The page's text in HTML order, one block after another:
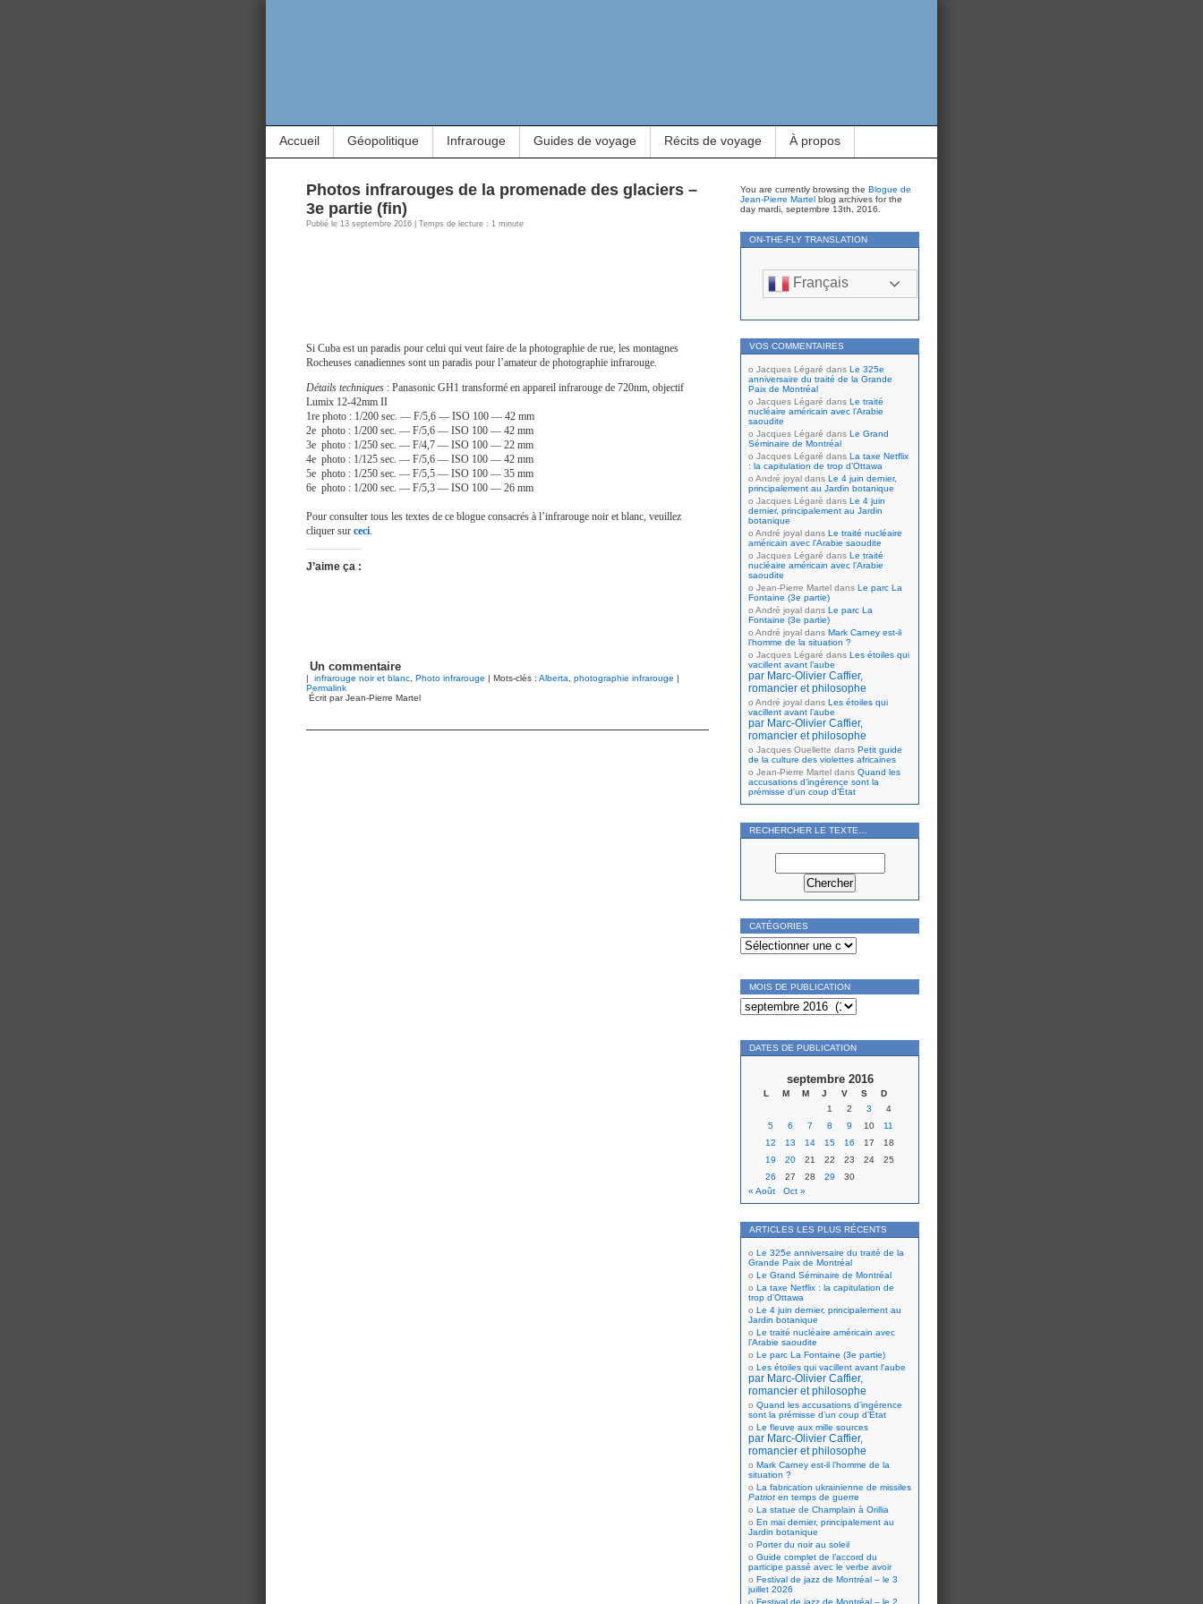
Accueil Géopolitique Infrarouge Guides de voyage Récits de voyage À propos
Photos infrarouges de la promenade des glaciers –
3e partie (fin)
Publié le 13 septembre 2016 | Temps de lecture : 1 minute
Si Cuba est un paradis pour celui qui veut faire de la photographie de rue, les montagnes
Rocheuses canadiennes sont un paradis pour l’amateur de photographie infrarouge.
Détails techniques : Panasonic GH1 transformé en appareil infrarouge de 720nm, objectif
Lumix 12-42mm II
1re photo : 1/200 sec. — F/5,6 — ISO 100 — 42 mm
2e photo : 1/200 sec. — F/5,6 — ISO 100 — 42 mm
3e photo : 1/250 sec. — F/4,7 — ISO 100 — 22 mm
4e photo : 1/125 sec. — F/5,6 — ISO 100 — 42 mm
5e photo : 1/250 sec. — F/5,5 — ISO 100 — 35 mm
6e photo : 1/200 sec. — F/5,3 — ISO 100 — 26 mm
Pour consulter tous les textes de ce blogue consacrés à l’infrarouge noir et blanc, veuillez
cliquer sur ceci.
J’aime ça :
Un commentaire
| infrarouge noir et blanc Photo infrarouge | Mots-clés : Alberta photographie infrarouge |
Permalink
Écrit par Jean-Pierre Martel
You are currently browsing the Blogue de
Jean-Pierre Martel blog archives for the
day mardi, septembre 13th, 2016.
ON-THE-FLY TRANSLATION
Français
VOS COMMENTAIRES
Jacques Légaré dans Le 325e
anniversaire du traité de la Grande
Paix de Montréal
Jacques Légaré dans Le traité
nucléaire américain avec l’Arabie
saoudite
Jacques Légaré dans Le Grand
Séminaire de Montréal
Jacques Légaré dans La taxe Netflix
: la capitulation de trop d’Ottawa
André joyal dans Le 4 juin dernier,
principalement au Jardin botanique
Jacques Légaré dans Le 4 juin
dernier, principalement au Jardin
botanique
André joyal dans Le traité nucléaire
américain avec l’Arabie saoudite
Jacques Légaré dans Le traité
nucléaire américain avec l’Arabie
saoudite
Jean-Pierre Martel dans Le parc La
Fontaine (3e partie)
André joyal dans Le parc La
Fontaine (3e partie)
André joyal dans Mark Carney est-il
l’homme de la situation ?
Jacques Légaré dans Les étoiles qui
vacillent avant l’aube
par Marc-Olivier Caffier,
romancier et philosophe
André joyal dans Les étoiles qui
vacillent avant l’aube
par Marc-Olivier Caffier,
romancier et philosophe
Jacques Ouellette dans Petit guide
de la culture des violettes africaines
Jean-Pierre Martel dans Quand les
accusations d’ingérence sont la
prémisse d’un coup d’État
RECHERCHER LE TEXTE…
CATÉGORIES
Catégories
MOIS DE PUBLICATION
Mois
de
publication
DATES DE PUBLICATION
septembre 2016
L M M J V S
D
1
2 3
4
5
6 7 8 9 10
11
12
13 14 15 16 17
18
19
20 21 22 23 24
25
26
27 28 29
30
« Août
Oct »
ARTICLES LES PLUS RÉCENTS
Le 325e anniversaire du traité de la
Grande Paix de Montréal
Le Grand Séminaire de Montréal
La taxe Netflix : la capitulation de
trop d’Ottawa
Le 4 juin dernier, principalement au
Jardin botanique
Le traité nucléaire américain avec
l’Arabie saoudite
Le parc La Fontaine (3e partie)
Les étoiles qui vacillent avant l’aube
par Marc-Olivier Caffier,
romancier et philosophe
Quand les accusations d’ingérence
sont la prémisse d’un coup d’État
Le fleuve aux mille sources
par Marc-Olivier Caffier,
romancier et philosophe
Mark Carney est-il l’homme de la
situation ?
La fabrication ukrainienne de missiles
Patriot en temps de guerre
La statue de Champlain à Orillia
En mai dernier, principalement au
Jardin botanique
Porter du noir au soleil
Guide complet de l’accord du
participe passé avec le verbe avoir
Festival de jazz de Montréal – le 3
juillet 2026
Festival de jazz de Montréal – le 2